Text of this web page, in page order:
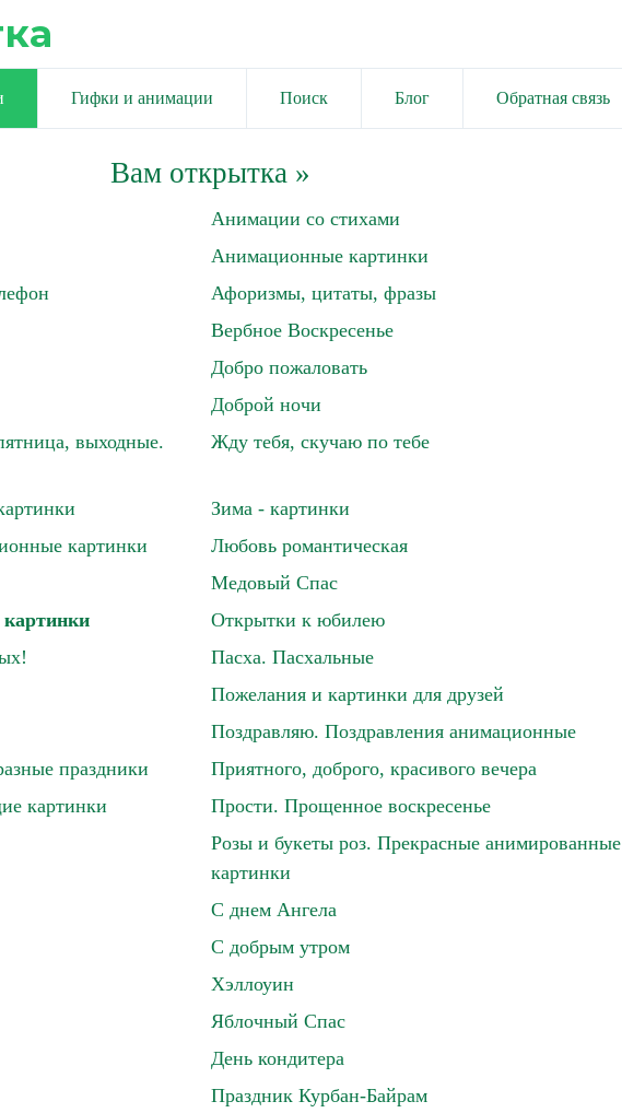
Гифки и анимации Поиск Блог Обратная связь
Вам открытка»
Анимации со стихами
Анимационные картинки
Афоризмы, цитаты, фразы
Вербное Воскресенье
Добро пожаловать
Доброй ночи
выходные.
Жду тебя, скучаю по тебе
Зима - картинки
картинки
Любовь романтическая
Медовый Спас
Открытки к юбилею
Пасха. Пасхальные
Пожелания и картинки для друзей
Поздравляю. Поздравления анимационные
праздники
Приятного, доброго, красивого вечера
картинки
Прости. Прощенное воскресенье
Розы и букеты роз. Прекрасные анимированные
картинки
С днем Ангела
С добрым утром
Хэллоуин
Яблочный Спас
День кондитера
Праздник Курбан-Байрам